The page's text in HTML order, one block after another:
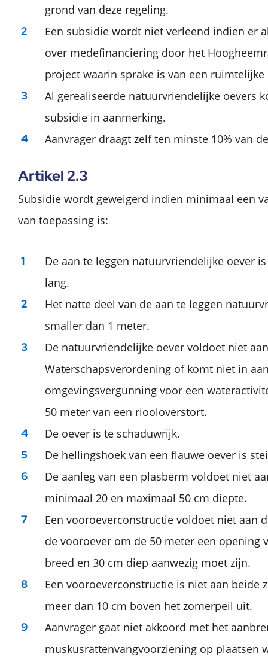
grond van deze regeling.
Een subsidie wordt niet verleend indien er
over medefinanciering door het
project waarin sprake is van een
Al gerealiseerde natuurvriendelijke oevers
subsidie in aanmerking.
Aanvrager draagt zelf ten minste 10% van
Artikel 2.3
Subsidie wordt geweigerd indien minimaal een
van toepassing is:
De aan te leggen natuurvriendelijke oever
lang.
Het natte deel van de aan te leggen
smaller dan 1 meter.
De natuurvriendelijke oever voldoet niet
Waterschapsverordening of komt niet in
omgevingsvergunning voor een
50 meter van een riooloverstort.
De oever is te schaduwrijk.
De hellingshoek van een flauwe oever is
De aanleg van een plasberm voldoet niet
minimaal 20 en maximaal 50 cm diepte.
Een vooroeverconstructie voldoet niet aan
de vooroever om de 50 meter een opening
breed en 30 cm diep aanwezig moet zijn.
Een vooroeverconstructie is niet aan beide
meer dan 10 cm boven het zomerpeil uit.
Aanvrager gaat niet akkoord met het
muskusrattenvangvoorziening op plaatsen